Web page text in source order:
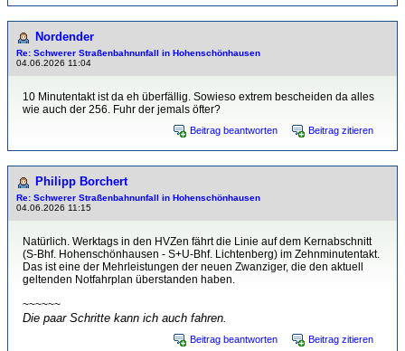
Nordender
Re: Schwerer Straßenbahnunfall in Hohenschönhausen
04.06.2026 11:04
10 Minutentakt ist da eh überfällig. Sowieso extrem bescheiden da alles
wie auch der 256. Fuhr der jemals öfter?
Beitrag beantworten Beitrag zitieren
Philipp Borchert
Re: Schwerer Straßenbahnunfall in Hohenschönhausen
04.06.2026 11:15
Natürlich. Werktags in den HVZen fährt die Linie auf dem Kernabschnitt
(S-Bhf. Hohenschönhausen - S+U-Bhf. Lichtenberg) im Zehnminutentakt.
Das ist eine der Mehrleistungen der neuen Zwanziger, die den aktuell
geltenden Notfahrplan überstanden haben.
~~~~~~
Die paar Schritte kann ich auch fahren.
Beitrag beantworten Beitrag zitieren